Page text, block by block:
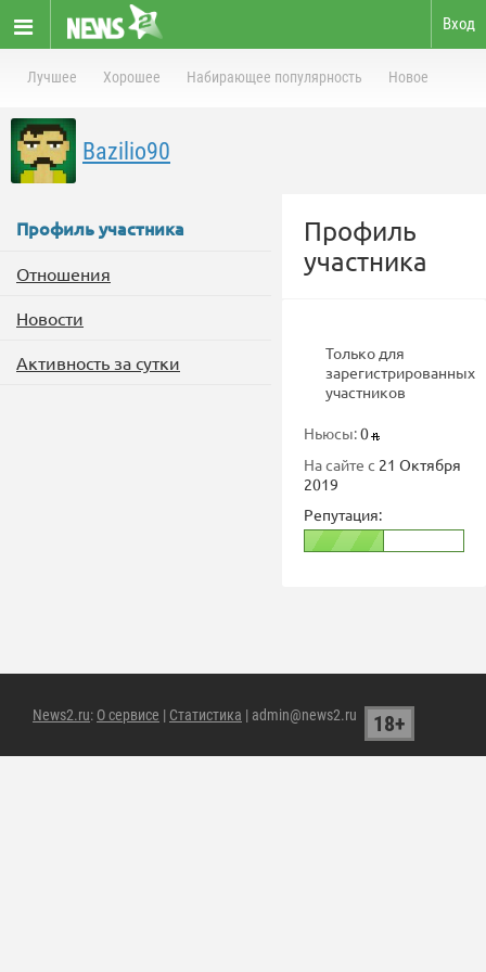
Вход
Лучшее Хорошее Набирающее популярность Новое
Bazilio90
Профиль участника
Отношения
Новости
Активность за сутки
Профиль
участника
Только для
зарегистрированных
участников
Ньюсы:0
На сайте с 21 Октября
2019
Репутация:
News2.ru: О сервисе | Статистика | admin@news2.ru 18+